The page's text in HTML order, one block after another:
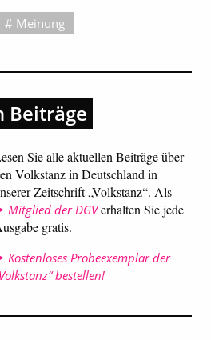
Meinung
Beiträge
Sie alle aktuellen Beiträge über
Volkstanz in Deutschland in
Zeitschrift „Volkstanz“. Als
Mitglied der DGVerhalten Sie jede
gratis.
Kostenloses Probeexemplar der
bestellen!